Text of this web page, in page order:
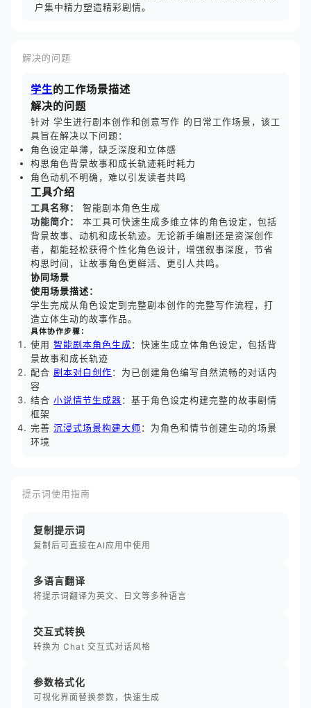
户集中精力塑造精彩剧情。
解决的问题
学生的工作场景描述
解决的问题
针对 学生进行剧本创作和创意写作 的日常工作场景，该工
具旨在解决以下问题：
角色设定单薄，缺乏深度和立体感
构思角色背景故事和成长轨迹耗时耗力
角色动机不明确，难以引发读者共鸣
工具介绍
工具名称：
智能剧本角色生成
功能简介：
本工具可快速生成多维立体的角色设定，包括
背景故事、动机和成长轨迹。无论新手编剧还是资深创作
者，都能轻松获得个性化角色设计，增强叙事深度，节省
构思时间，让故事角色更鲜活、更引人共鸣。
协同场景
使用场景描述：
学生完成从角色设定到完整剧本创作的完整写作流程，打
造立体生动的故事作品。
具体协作步骤：
使用 智能剧本角色生成：快速生成立体角色设定，包括背
景故事和成长轨迹
配合 剧本对白创作：为已创建角色编写自然流畅的对话内
容
结合 小说情节生成器：基于角色设定构建完整的故事剧情
框架
完善 沉浸式场景构建大师：为角色和情节创建生动的场景
环境
提示词使用指南
复制提示词
复制后可直接在AI应用中使用
多语言翻译
将提示词翻译为英文、日文等多种语言
交互式转换
转换为 Chat 交互式对话风格
参数格式化
可视化界面替换参数，快速生成